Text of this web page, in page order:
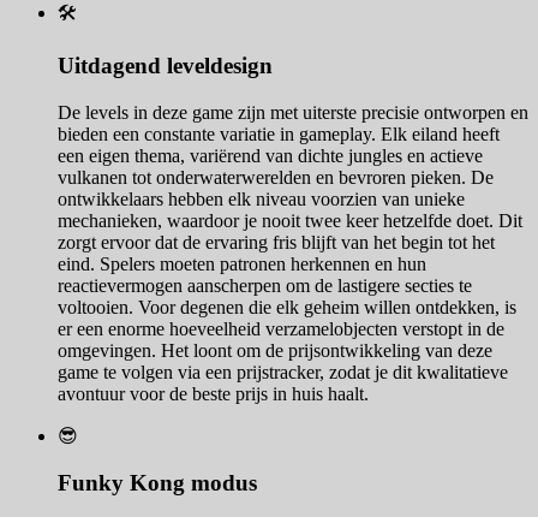
🛠️
Uitdagend leveldesign
De levels in deze game zijn met uiterste precisie ontworpen en
bieden een constante variatie in gameplay. Elk eiland heeft
een eigen thema, variërend van dichte jungles en actieve
vulkanen tot onderwaterwerelden en bevroren pieken. De
ontwikkelaars hebben elk niveau voorzien van unieke
mechanieken, waardoor je nooit twee keer hetzelfde doet. Dit
zorgt ervoor dat de ervaring fris blijft van het begin tot het
eind. Spelers moeten patronen herkennen en hun
reactievermogen aanscherpen om de lastigere secties te
voltooien. Voor degenen die elk geheim willen ontdekken, is
er een enorme hoeveelheid verzamelobjecten verstopt in de
omgevingen. Het loont om de prijsontwikkeling van deze
game te volgen via een prijstracker, zodat je dit kwalitatieve
avontuur voor de beste prijs in huis haalt.
😎
Funky Kong modus